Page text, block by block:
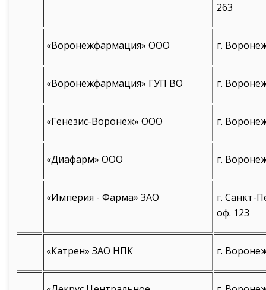
263
«Воронежфармация» ООО г.
«Воронежфармация» ГУП ВО г.
«Генезис-Воронеж» ООО г.
«Диафарм» ООО г.
«Империя - Фарма» ЗАО
г. Санкт-
оф. 123
«Катрен» ЗАО НПК г.